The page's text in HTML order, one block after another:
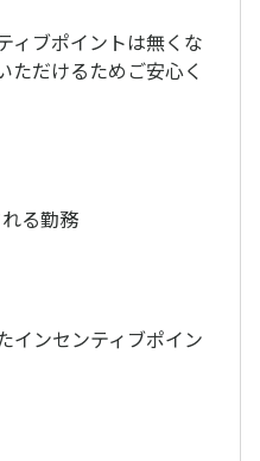
ィブポイントは無くな
ただけるためご安心く
る勤務
インセンティブポイン